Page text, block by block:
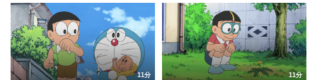
2024年
2025年
2026年
11分 11分